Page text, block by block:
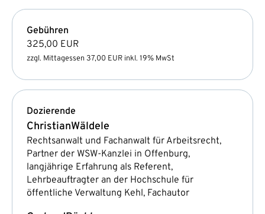
Gebühren
325,00 EUR
zzgl. Mittagessen 37,00 EUR inkl. 19% MwSt
Dozierende
ChristianWäldele
Rechtsanwalt und Fachanwalt für Arbeitsrecht,
Partner der WSW-Kanzlei in Offenburg,
langjährige Erfahrung als Referent,
Lehrbeauftragter an der Hochschule für
öffentliche Verwaltung Kehl, Fachautor